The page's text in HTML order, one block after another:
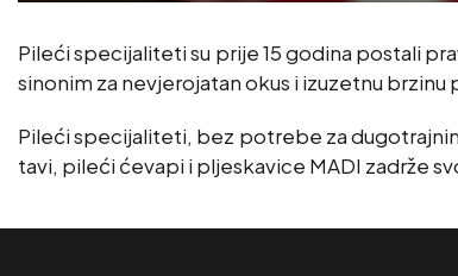
Pileći specijaliteti su prije 15 godina postali
sinonim za nevjerojatan okus i izuzetnu brzinu
Pileći specijaliteti, bez potrebe za
tavi, pileći ćevapi i pljeskavice MADI zadrže